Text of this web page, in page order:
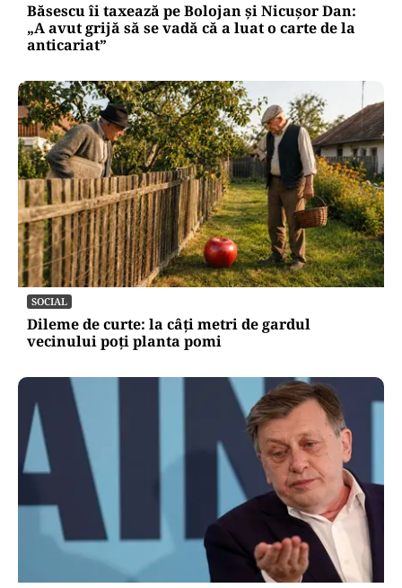
Băsescu îi taxează pe Bolojan și Nicușor Dan:
„A avut grijă să se vadă că a luat o carte de la
anticariat”
SOCIAL
Dileme de curte: la câți metri de gardul
vecinului poți planta pomi